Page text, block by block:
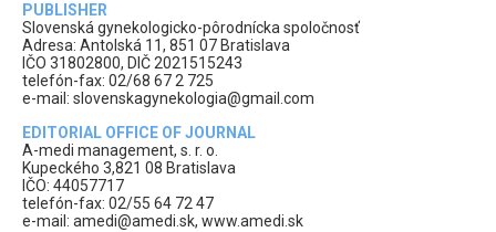
PUBLISHER
Slovenská gynekologicko-pôrodnícka spoločnosť
Adresa: Antolská 11, 851 07 Bratislava
IČO 31802800, DIČ 2021515243
telefón-fax: 02/68 67 2 725
e-mail: slovenskagynekologia@gmail.com
EDITORIAL OFFICE OF JOURNAL
A-medi management, s. r. o.
Kupeckého 3,821 08 Bratislava
IČO: 44057717
telefón-fax: 02/55 64 72 47
e-mail: amedi@amedi.sk, www.amedi.sk